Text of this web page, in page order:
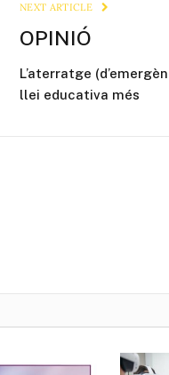
NEXT ARTICLE
OPINIÓ
L’aterratge
llei educativa més